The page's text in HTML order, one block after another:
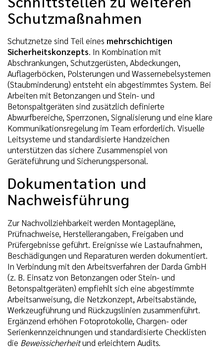
Schutzmaßnahmen
Schutznetze sind Teil eines mehrschichtigen
Sicherheitskonzepts. In Kombination mit
Abschrankungen, Schutzgerüsten, Abdeckungen,
Auflagerböcken, Polsterungen und Wassernebelsystemen
(Staubminderung) entsteht ein abgestimmtes System. Bei
Arbeiten mit Betonzangen und Stein- und
Betonspaltgeräten sind zusätzlich definierte
Abwurfbereiche, Sperrzonen, Signalisierung und eine klare
Kommunikationsregelung im Team erforderlich. Visuelle
Leitsysteme und standardisierte Handzeichen
unterstützen das sichere Zusammenspiel von
Geräteführung und Sicherungspersonal.
Dokumentation und
Nachweisführung
Zur Nachvollziehbarkeit werden Montagepläne,
Prüfnachweise, Herstellerangaben, Freigaben und
Prüfergebnisse geführt. Ereignisse wie Lastaufnahmen,
Beschädigungen und Reparaturen werden dokumentiert.
In Verbindung mit den Arbeitsverfahren der Darda GmbH
(z. B. Einsatz von Betonzangen oder Stein- und
Betonspaltgeräten) empfiehlt sich eine abgestimmte
Arbeitsanweisung, die Netzkonzept, Arbeitsabstände,
Werkzeugführung und Rückzugslinien zusammenführt.
Ergänzend erhöhen Fotoprotokolle, Chargen- oder
Serienkennzeichnungen und standardisierte Checklisten
die Beweissicherheitund erleichtern Audits.